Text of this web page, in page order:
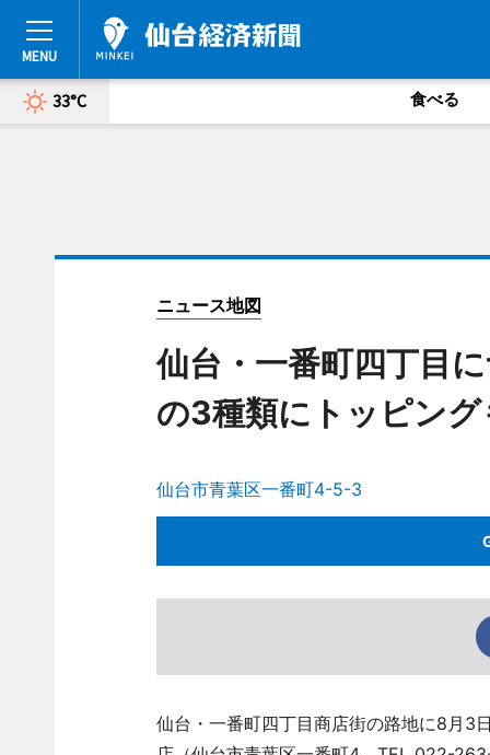
33°C 食べる
ニュース地図
仙台・一番町四丁目
の3種類にトッピング
仙台市青葉区一番町4-5-3
仙台・一番町四丁目商店街の路地に8月3